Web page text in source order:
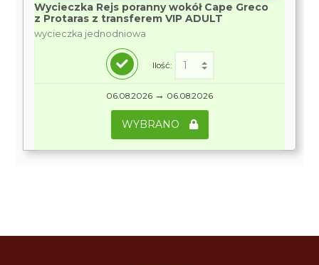
Wycieczka Rejs poranny wokół Cape Greco
z Protaras z transferem VIP ADULT
wycieczka jednodniowa
Ilość:
06.08.2026 → 06.08.2026
WYBRANO